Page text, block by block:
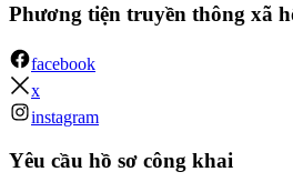
Phương tiện truyền thông xã
facebook
x
instagram
Yêu cầu hồ sơ công khai